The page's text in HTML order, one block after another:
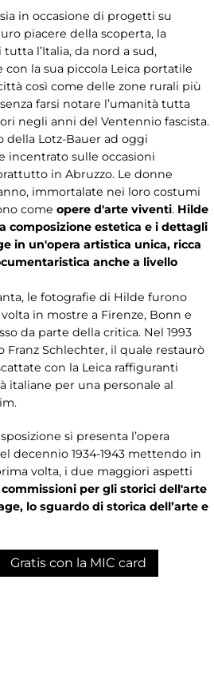
in occasione di progetti su
piacere della scoperta, la
l’Italia, da nord a sud,
la sua piccola Leica portatile
così come delle zone rurali più
farsi notare l’umanità tutta
negli anni del Ventennio fascista.
della Lotz-Bauer ad oggi
incentrato sulle occasioni
in Abruzzo. Le donne
immortalate nei loro costumi
come opere d'arte viventi. Hilde
composizione estetica e i dettagli
in un'opera artistica unica, ricca
anche a livello
le fotografie di Hilde furono
in mostre a Firenze, Bonn e
da parte della critica. Nel 1993
Franz Schlechter, il quale restaurò
con la Leica raffiguranti
italiane per una personale al
si presenta l’opera
decennio 1934-1943 mettendo in
volta, i due maggiori aspetti
commissioni per gli storici dell'arte
lo sguardo di storica dell’arte e
Gratis con la MIC card